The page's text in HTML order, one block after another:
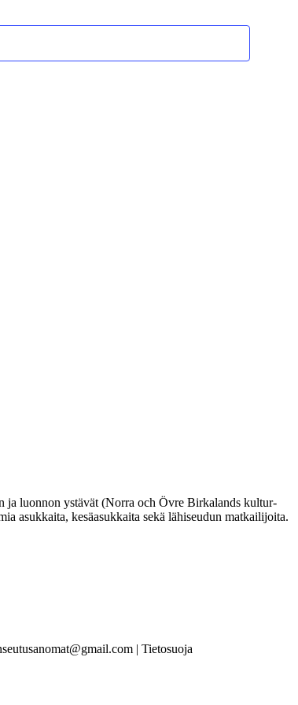
luonnon ystävät (Norra och Övre Birkalands kultur-
asukkaita, kesäasukkaita sekä lähiseudun matkailijoita.
| Tietosuoja